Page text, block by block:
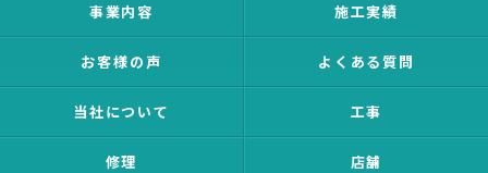
事業内容 施工実績
お客様の声 よくある質問
当社について 工事
修理 店舗